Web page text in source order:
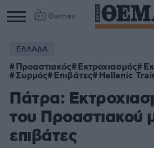
Games
ΕΛΛΑΔΑ
Προαστιακός Εκτροχιασμός
Συρμός Επιβάτες Hellenic
Πάτρα:
του Προαστιακού
επιβάτες